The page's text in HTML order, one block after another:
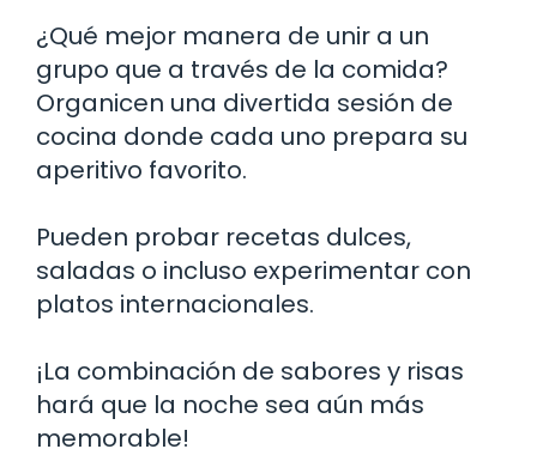
¿Qué mejor manera de unir a un
grupo que a través de la comida?
Organicen una divertida sesión de
cocina donde cada uno prepara su
aperitivo favorito.
Pueden probar recetas dulces,
saladas o incluso experimentar con
platos internacionales.
¡La combinación de sabores y risas
hará que la noche sea aún más
memorable!